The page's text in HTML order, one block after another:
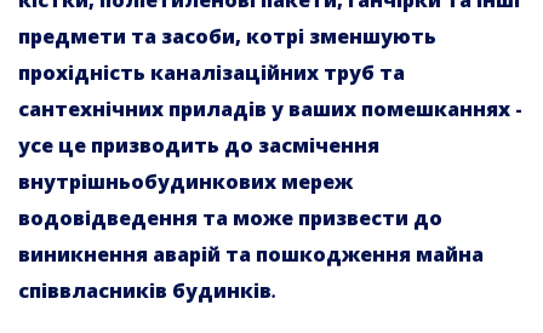
предмети та засоби, котрі зменшують
прохідність каналізаційних труб та
сантехнічних приладів у ваших помешканнях -
усе це призводить до засмічення
внутрішньобудинкових мереж
водовідведення та може призвести до
виникнення аварій та пошкодження майна
співвласників будинків.